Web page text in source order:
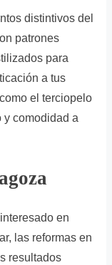
distintivos del
patrones
para
a tus
el terciopelo
y comodidad a
en
las reformas en
resultados